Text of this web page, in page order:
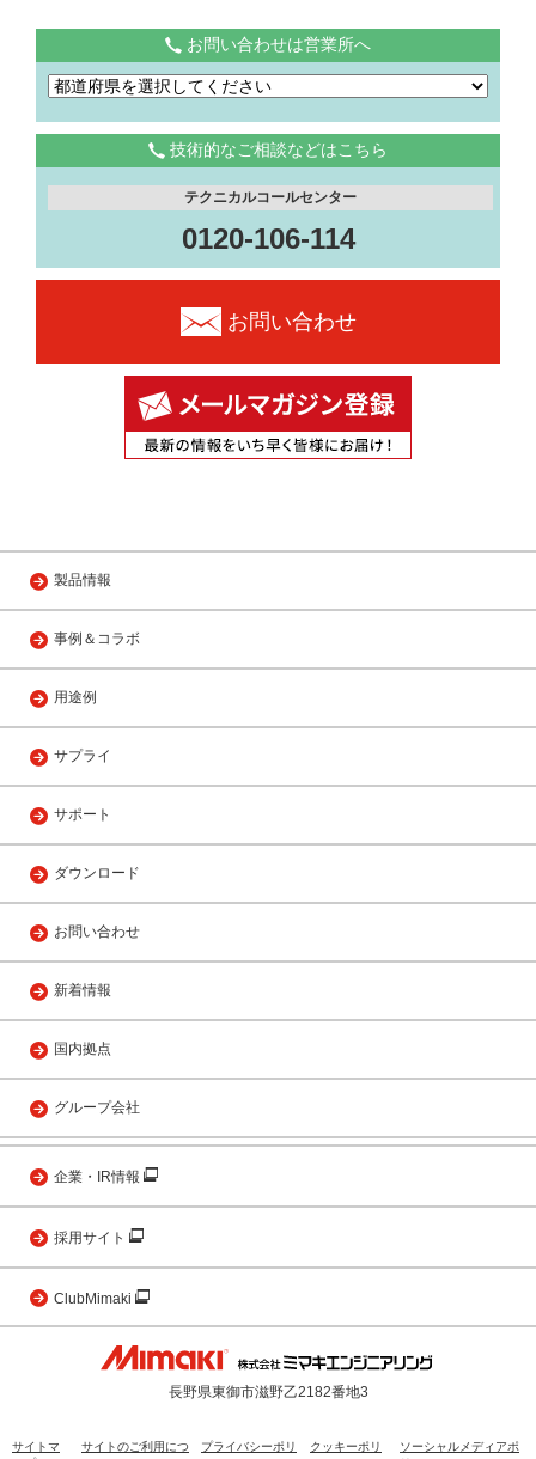
お問い合わせは営業所へ
技術的なご相談などはこちら
テクニカルコールセンター
0120-106-114
お問い合わせ
製品情報
事例＆コラボ
用途例
サプライ
サポート
ダウンロード
お問い合わせ
新着情報
国内拠点
グループ会社
企業・IR情報
採用サイト
ClubMimaki
長野県東御市滋野乙2182番地3
サイトマ
サイトのご利用につ
プライバシーポリ
クッキーポリ
ソーシャルメディアポ